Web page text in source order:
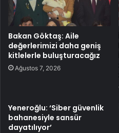
Bakan Göktaş: Aile
değerlerimizi daha geniş
kitlelerle buluşturacağız
Ağustos 7, 2026
Yeneroğlu: ‘Siber güvenlik
bahanesiyle sansür
dayatılıyor’